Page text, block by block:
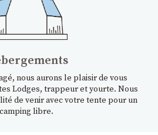
nous aurons le plaisir de vous
Lodges, trappeur et yourte. Nous
de venir avec votre tente pour un
camping libre.